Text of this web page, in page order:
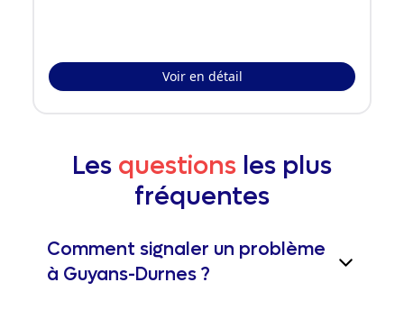
Voir en détail
Les questions les plus
fréquentes
Comment signaler un problème
à Guyans-Durnes ?